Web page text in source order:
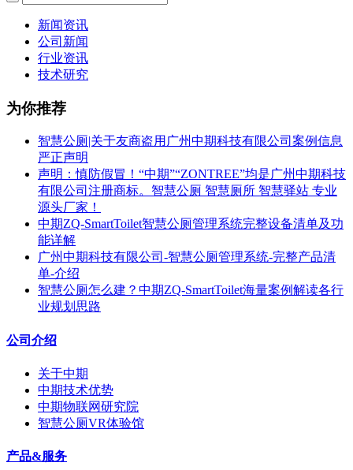
新闻资讯
公司新闻
行业资讯
技术研究
为你推荐
智慧公厕|关于友商盗用广州中期科技有限公司案例信息
严正声明
声明：慎防假冒！“中期”“ZONTREE”均是广州中期科技
有限公司注册商标。智慧公厕 智慧厕所 智慧驿站 专业
源头厂家！
中期ZQ-SmartToilet智慧公厕管理系统完整设备清单及功
能详解
广州中期科技有限公司-智慧公厕管理系统-完整产品清
单-介绍
智慧公厕怎么建？中期ZQ-SmartToilet海量案例解读各行
业规划思路
公司介绍
关于中期
中期技术优势
中期物联网研究院
智慧公厕VR体验馆
产品&服务